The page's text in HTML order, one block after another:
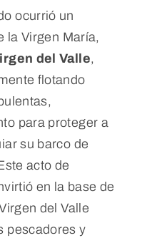
ocurrió un
la Virgen María,
del Valle,
flotando
para proteger a
su barco de
acto de
en la base de
del Valle
pescadores y